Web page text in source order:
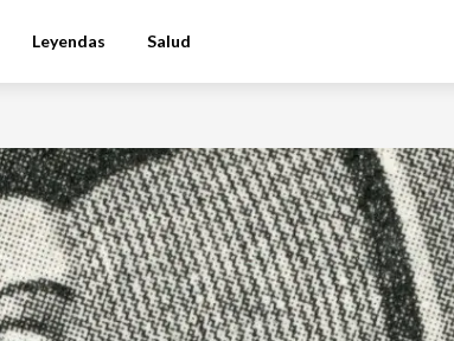
Leyendas Salud